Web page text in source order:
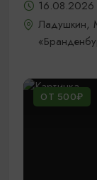
Ладушкин,
ОТ 500₽